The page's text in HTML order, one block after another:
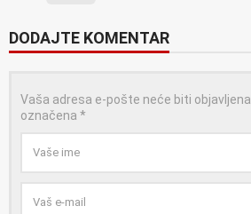
DODAJTE KOMENTAR
Vaša adresa e-pošte neće biti objavljena.
označena *